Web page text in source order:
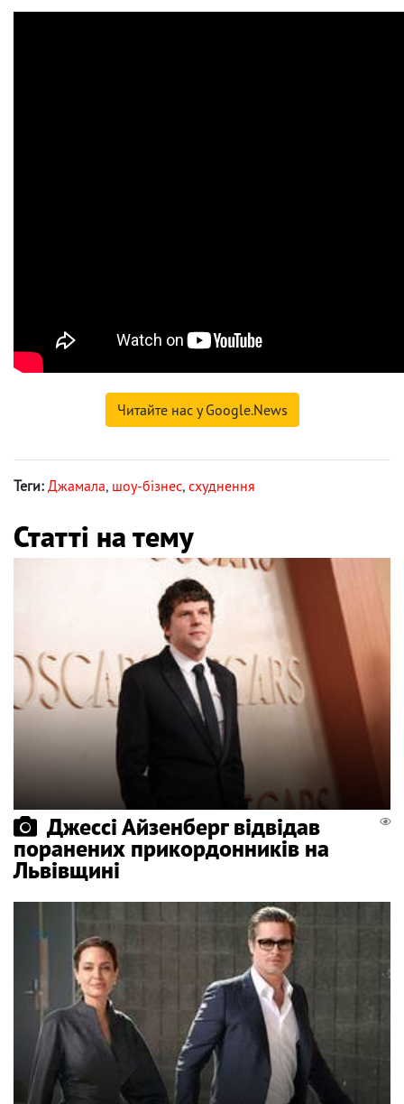
Читайте нас у Google.News
Теги: Джамала, шоу-бізнес, схуднення
Статті на тему
Джессі Айзенберг відвідав
поранених прикордонників на
Львівщині